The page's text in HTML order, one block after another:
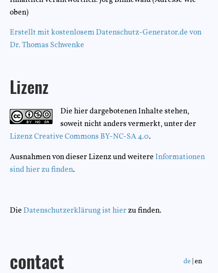
oben)
Erstellt mit kostenlosem Datenschutz-Generator.de von
Dr. Thomas Schwenke
Lizenz
Die hier dargebotenen Inhalte stehen,
soweit nicht anders vermerkt, unter der
Lizenz Creative Commons BY-NC-SA 4.0.
Ausnahmen von dieser Lizenz und weitere Informationen
sind hier zu finden.
Die Datenschutzerklärung ist hierzu finden.
de | en
contact